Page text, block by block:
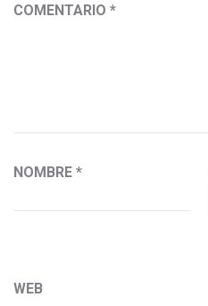
COMENTARIO *
NOMBRE *
WEB